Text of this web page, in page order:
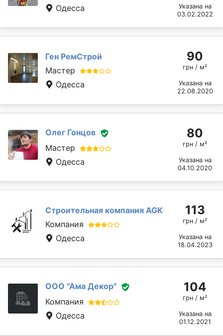
Одесса
Указана на
03.02.2022
Ген РемСтрой
Мастер
Одесса
90
грн / м²
Указана на
22.08.2020
Олег Гонцов
Мастер
Одесса
80
грн / м²
Указана на
04.10.2020
Строительная компания AGK
Компания
Одесса
113
грн / м²
Указана на
18.04.2023
ООО "Ама Декор"
Компания
Одесса
104
грн / м²
Указана на
01.12.2021